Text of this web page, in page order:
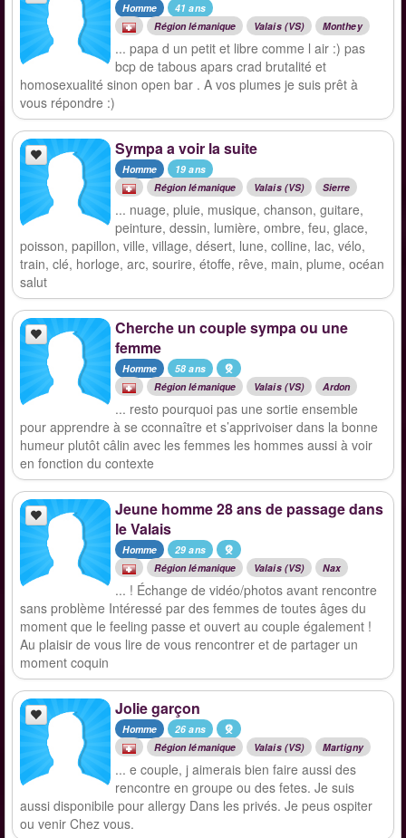
Homme
41 ans
Région lémanique
Valais (VS) Monthey
... papa d un petit et libre comme l air :) pas
bcp de tabous apars crad brutalité et
homosexualité sinon open bar . A vos plumes je suis prêt à
vous répondre :)
Sympa a voir la suite
Homme
19 ans
Région lémanique
Valais (VS) Sierre
... nuage, pluie, musique, chanson, guitare,
peinture, dessin, lumière, ombre, feu, glace,
poisson, papillon, ville, village, désert, lune, colline, lac, vélo,
train, clé, horloge, arc, sourire, étoffe, rêve, main, plume, océan
salut
Cherche un couple sympa ou une
femme
Homme
58 ans
Région lémanique
Valais (VS) Ardon
... resto pourquoi pas une sortie ensemble
pour apprendre à se cconnaître et s’apprivoiser dans la bonne
humeur plutôt câlin avec les femmes les hommes aussi à voir
en fonction du contexte
Jeune homme 28 ans de passage dans
le Valais
Homme
29 ans
Région lémanique
Valais (VS) Nax
... ! Échange de vidéo/photos avant rencontre
sans problème Intéressé par des femmes de toutes âges du
moment que le feeling passe et ouvert au couple également !
Au plaisir de vous lire de vous rencontrer et de partager un
moment coquin
Jolie garçon
Homme
26 ans
Région lémanique
Valais (VS) Martigny
... e couple, j aimerais bien faire aussi des
rencontre en groupe ou des fetes. Je suis
aussi disponibile pour allergy Dans les privés. Je peus ospiter
ou venir Chez vous.